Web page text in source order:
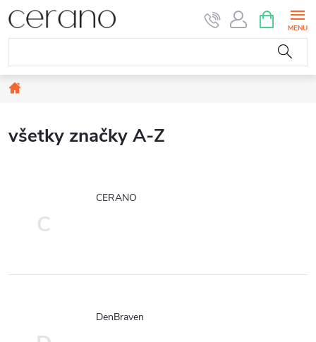
Prejsť
na
obsah
KOŠÍK
všetky značky A-Z
C
CERANO
DenBraven